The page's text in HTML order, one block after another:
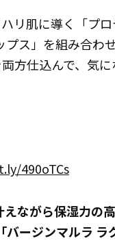
リ肌に導く「プ
ス」を組み合わ
方仕込んで、気
490oTCs
ながら保湿力の
ージンマルラ ラ